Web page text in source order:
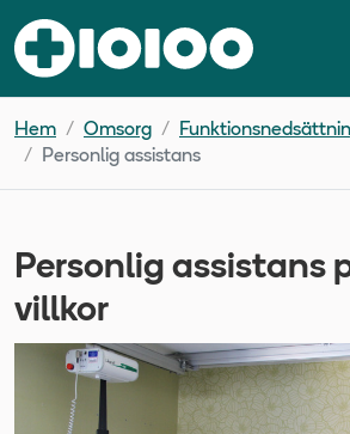
Hem Omsorg
Personlig assistans
Personlig assistans
villkor